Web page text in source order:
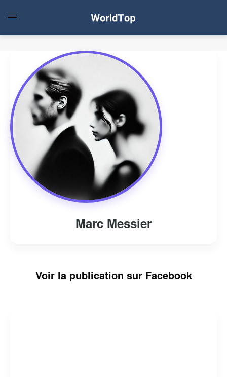
Marc Messier
Voir la publication sur Facebook